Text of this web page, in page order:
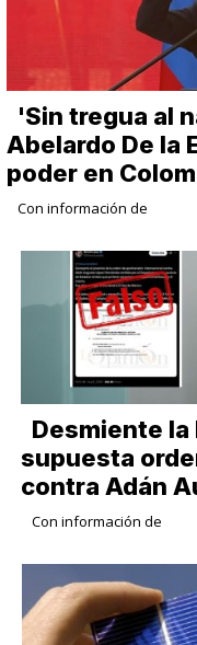
​'Sin tregua al
Abelardo De la
poder en
Con información de
Desmiente la
supuesta
contra Adán
Con información de